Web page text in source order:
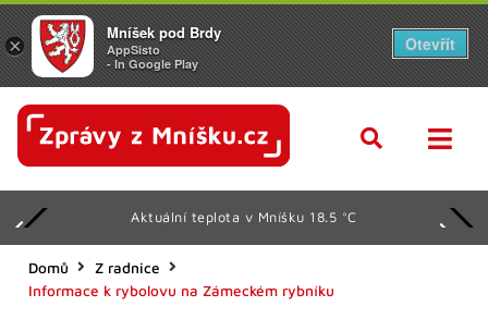
Aktuální teplota v Mníšku 18.5 °C
Domů
Z radnice
Informace k rybolovu na Zámeckém rybníku
×
Mníšek pod Brdy
AppSisto
- In Google Play
Otevřít